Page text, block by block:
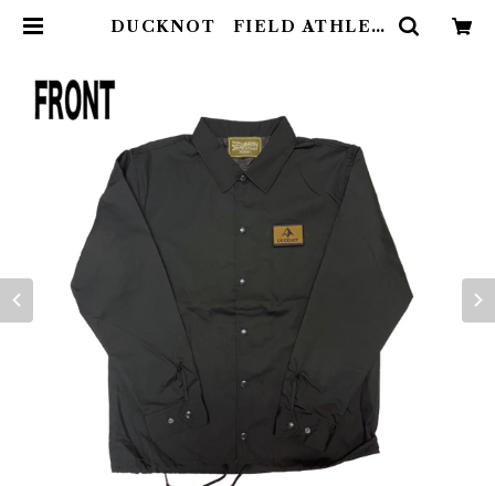
DUCKNOT FIELD ATHLET